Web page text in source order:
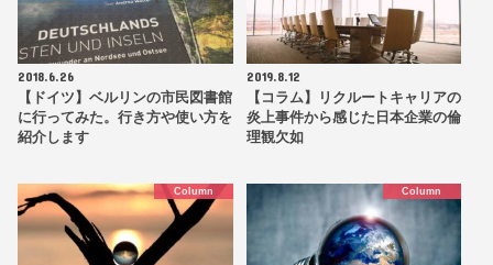
2018.6.26
【ドイツ】ベルリンの市民図書館
に行ってみた。行き方や使い方を
紹介します
2019.8.12
【コラム】リクルートキャリアの
炎上事件から感じた日本企業の倫
理観欠如
Column Column